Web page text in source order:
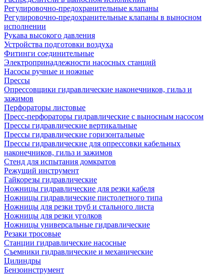
Регулировочно-предохранительные клапаны
Регулировочно-предохранительные клапаны в выносном
исполнении
Рукава высокого давления
Устройства подготовки воздуха
Фитинги соединительные
Электропринадлежности насосных станций
Насосы ручные и ножные
Прессы
Опрессовщики гидравлические наконечников, гильз и
зажимов
Перфораторы листовые
Пресс-перфораторы гидравлические с выносным насосом
Прессы гидравлические вертикальные
Прессы гидравлические горизонтальные
Прессы гидравлические для опрессовки кабельных
наконечников, гильз и зажимов
Стенд для испытания домкратов
Режущий инструмент
Гайкорезы гидравлические
Ножницы гидравлические для резки кабеля
Ножницы гидравлические пистолетного типа
Ножницы для резки труб и стального листа
Ножницы для резки уголков
Ножницы универсальные гидравлические
Резаки тросовые
Станции гидравлические насосные
Съемники гидравлические и механические
Цилиндры
Бензоинструмент